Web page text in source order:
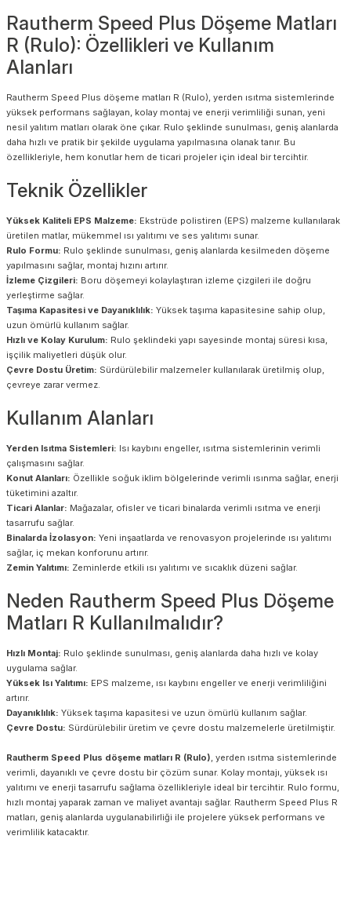
Rautherm Speed Plus Döşeme Matları
R (Rulo): Özellikleri ve Kullanım
Alanları
Rautherm Speed Plus döşeme matları R (Rulo), yerden ısıtma sistemlerinde
yüksek performans sağlayan, kolay montaj ve enerji verimliliği sunan, yeni
nesil yalıtım matları olarak öne çıkar. Rulo şeklinde sunulması, geniş alanlarda
daha hızlı ve pratik bir şekilde uygulama yapılmasına olanak tanır. Bu
özellikleriyle, hem konutlar hem de ticari projeler için ideal bir tercihtir.
Teknik Özellikler
Yüksek Kaliteli EPS Malzeme: Ekstrüde polistiren (EPS) malzeme kullanılarak
üretilen matlar, mükemmel ısı yalıtımı ve ses yalıtımı sunar.
Rulo Formu: Rulo şeklinde sunulması, geniş alanlarda kesilmeden döşeme
yapılmasını sağlar, montaj hızını artırır.
İzleme Çizgileri: Boru döşemeyi kolaylaştıran izleme çizgileri ile doğru
yerleştirme sağlar.
Taşıma Kapasitesi ve Dayanıklılık: Yüksek taşıma kapasitesine sahip olup,
uzun ömürlü kullanım sağlar.
Hızlı ve Kolay Kurulum: Rulo şeklindeki yapı sayesinde montaj süresi kısa,
işçilik maliyetleri düşük olur.
Çevre Dostu Üretim: Sürdürülebilir malzemeler kullanılarak üretilmiş olup,
çevreye zarar vermez.
Kullanım Alanları
Yerden Isıtma Sistemleri: Isı kaybını engeller, ısıtma sistemlerinin verimli
çalışmasını sağlar.
Konut Alanları: Özellikle soğuk iklim bölgelerinde verimli ısınma sağlar, enerji
tüketimini azaltır.
Ticari Alanlar: Mağazalar, ofisler ve ticari binalarda verimli ısıtma ve enerji
tasarrufu sağlar.
Binalarda İzolasyon: Yeni inşaatlarda ve renovasyon projelerinde ısı yalıtımı
sağlar, iç mekan konforunu artırır.
Zemin Yalıtımı: Zeminlerde etkili ısı yalıtımı ve sıcaklık düzeni sağlar.
Neden Rautherm Speed Plus Döşeme
Matları R Kullanılmalıdır?
Hızlı Montaj: Rulo şeklinde sunulması, geniş alanlarda daha hızlı ve kolay
uygulama sağlar.
Yüksek Isı Yalıtımı: EPS malzeme, ısı kaybını engeller ve enerji verimliliğini
artırır.
Dayanıklılık: Yüksek taşıma kapasitesi ve uzun ömürlü kullanım sağlar.
Çevre Dostu: Sürdürülebilir üretim ve çevre dostu malzemelerle üretilmiştir.
Rautherm Speed Plus döşeme matları R (Rulo) , yerden ısıtma sistemlerinde
verimli, dayanıklı ve çevre dostu bir çözüm sunar. Kolay montajı, yüksek ısı
yalıtımı ve enerji tasarrufu sağlama özellikleriyle ideal bir tercihtir. Rulo formu,
hızlı montaj yaparak zaman ve maliyet avantajı sağlar. Rautherm Speed Plus R
matları, geniş alanlarda uygulanabilirliği ile projelere yüksek performans ve
verimlilik katacaktır.